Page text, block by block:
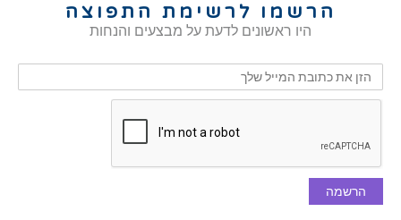
הרשמו לרשימת התפוצה
היו ראשונים לדעת על מבצעים והנחות
הרשמה